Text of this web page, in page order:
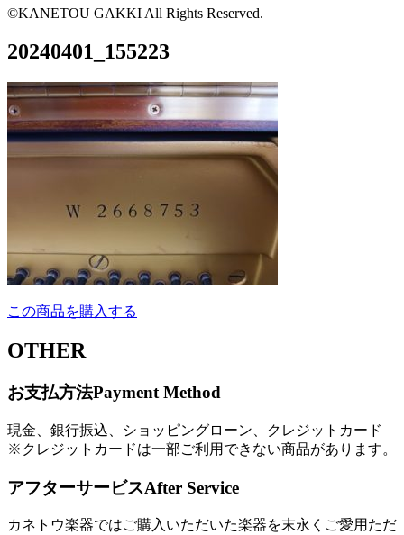
©KANETOU GAKKI All Rights Reserved.
20240401_155223
この商品を購入する
OTHER
お支払方法Payment Method
現金、銀行振込、ショッピングローン、クレジットカード
※クレジットカードは一部ご利用できない商品があります。
アフターサービスAfter Service
カネトウ楽器ではご購入いただいた楽器を末永くご愛用ただ